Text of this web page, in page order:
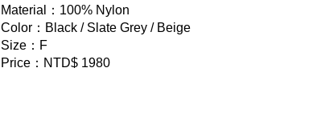
Material：100% Nylon
Color：Black / Slate Grey / Beige
Size：F
Price：NTD$ 1980